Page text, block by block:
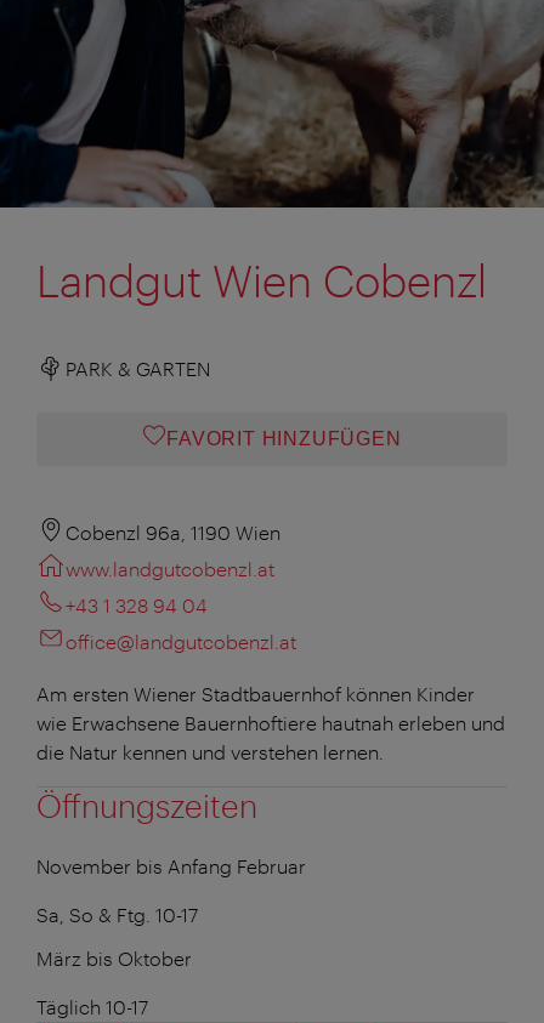
Landgut Wien Cobenzl
PARK & GARTEN
FAVORIT HINZUFÜGEN
Cobenzl 96a, 1190 Wien
www.landgutcobenzl.at
+43 1 328 94 04
office@landgutcobenzl.at
Am ersten Wiener Stadtbauernhof können Kinder
wie Erwachsene Bauernhoftiere hautnah erleben und
die Natur kennen und verstehen lernen.
Öffnungszeiten
November bis Anfang Februar
Sa, So & Ftg. 10-17
März bis Oktober
Täglich 10-17